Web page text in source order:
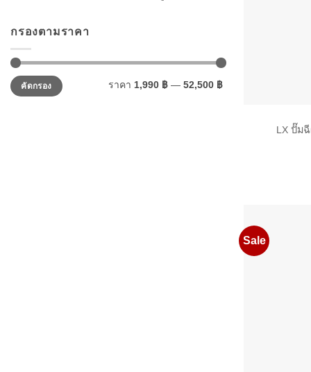
กรองตามราคา
ราคา
ต่ำ
สุด
ราคา
สูงสุดคัดกรอง ราคา 1,990 ฿ — 52,500 ฿
LX ปั๊ม
Sale